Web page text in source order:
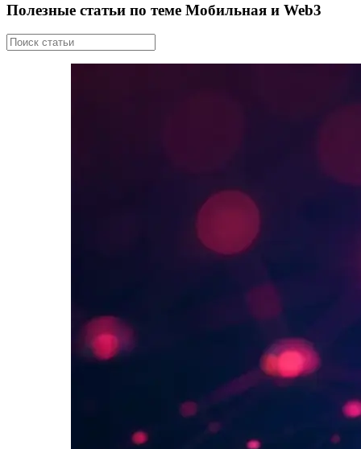
Полезные статьи по теме Мобильная и Web3